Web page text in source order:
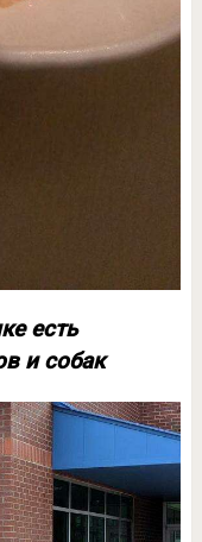
есть
и собак